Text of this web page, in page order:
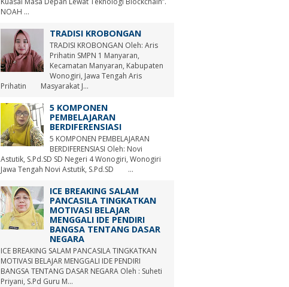
NOAH ...
TRADISI KROBONGAN
TRADISI KROBONGAN Oleh: Aris
Prihatin SMPN 1 Manyaran,
Kecamatan Manyaran, Kabupaten
Wonogiri, Jawa Tengah Aris
Prihatin Masyarakat J...
5 KOMPONEN
PEMBELAJARAN
BERDIFERENSIASI
5 KOMPONEN PEMBELAJARAN
BERDIFERENSIASI Oleh: Novi
Astutik, S.Pd.SD SD Negeri 4 Wonogiri, Wonogiri
Jawa Tengah Novi Astutik, S.Pd.SD ...
ICE BREAKING SALAM
PANCASILA TINGKATKAN
MOTIVASI BELAJAR
MENGGALI IDE PENDIRI
BANGSA TENTANG DASAR
NEGARA
ICE BREAKING SALAM PANCASILA TINGKATKAN
MOTIVASI BELAJAR MENGGALI IDE PENDIRI
BANGSA TENTANG DASAR NEGARA Oleh : Suheti
Priyani, S.Pd Guru M...